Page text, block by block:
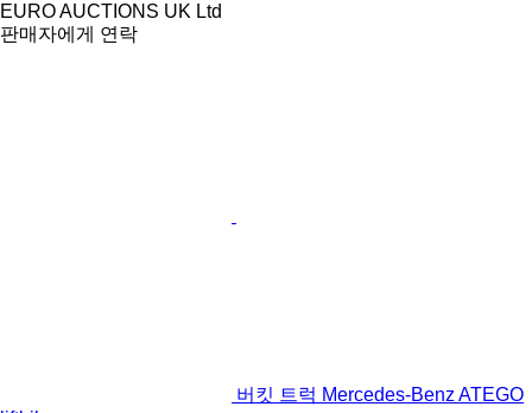
EURO AUCTIONS UK Ltd
판매자에게 연락
버킷 트럭 Mercedes-Benz ATEGO